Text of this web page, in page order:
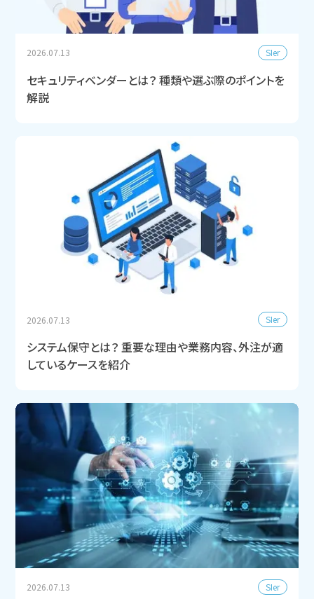
2026.07.13 SIer
セキュリティベンダーとは？ 種類や選ぶ際のポイントを
解説
2026.07.13 SIer
システム保守とは？ 重要な理由や業務内容、外注が適
しているケースを紹介
2026.07.13 SIer